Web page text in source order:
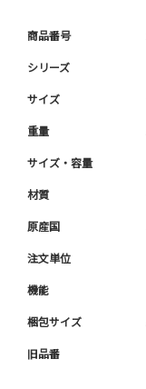
商品番号
シリーズ
サイズ
重量
サイズ・容量
材質
原産国
注文単位
機能
梱包サイズ
旧品番